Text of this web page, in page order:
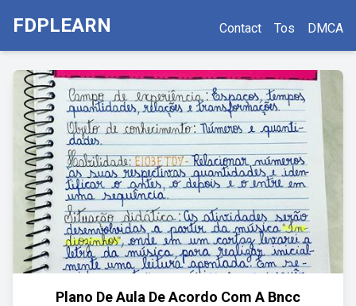
FDPLEARN Contact Tos DMCA
Plano De Aula De Acordo Com A Bncc